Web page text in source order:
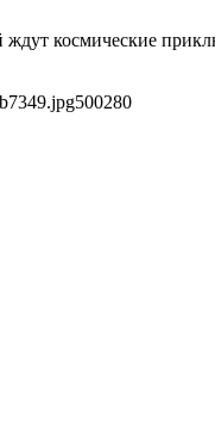
космические
500280